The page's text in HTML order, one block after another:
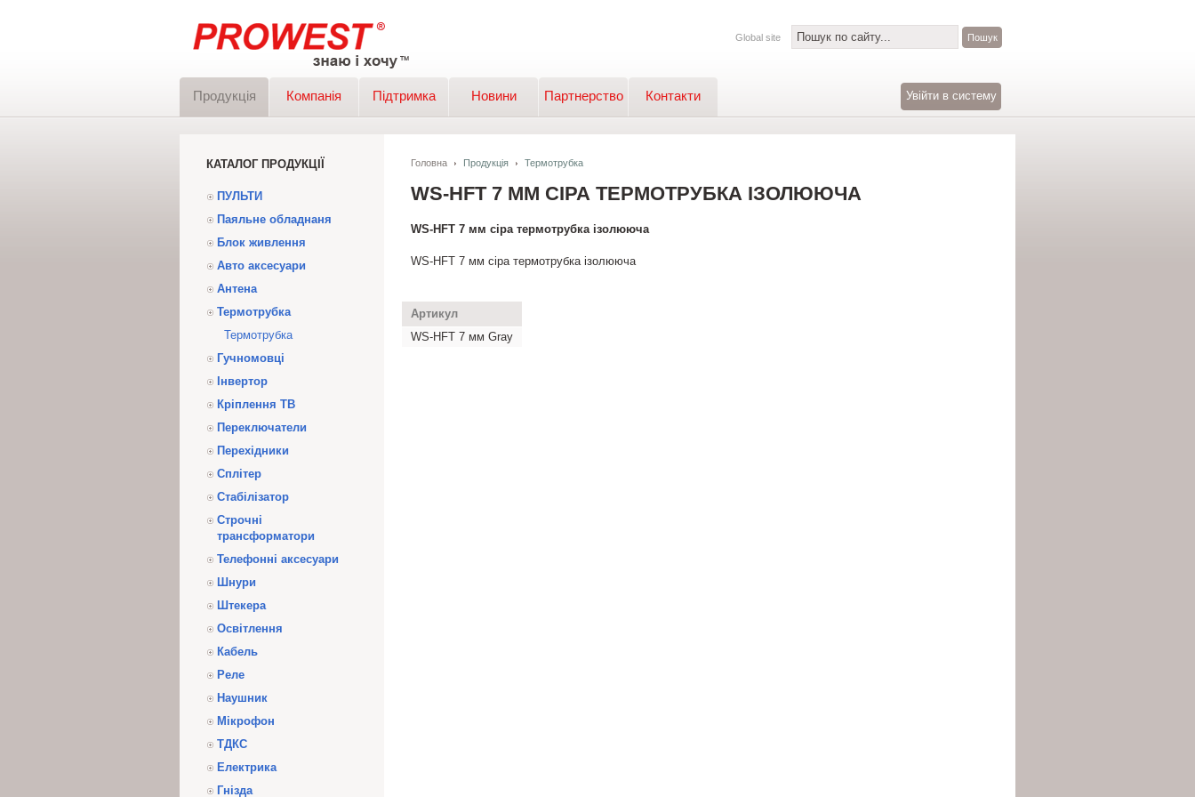
Global site
Продукція Компанія Підтримка Новини Партнерство Контакти Увійти в систему
КАТАЛОГ ПРОДУКЦІЇ
ПУЛЬТИ
Паяльне обладнаня
Блок живлення
Авто аксесуари
Антена
Термотрубка
Термотрубка
Гучномовці
Інвертор
Кріплення ТВ
Переключатели
Перехідники
Сплітер
Стабілізатор
Строчні
трансформатори
Телефонні аксесуари
Шнури
Штекера
Освітлення
Кабель
Реле
Наушник
Мікрофон
ТДКС
Електрика
Гнізда
Головна Продукція Термотрубка
WS-HFT 7 ММ СІРА ТЕРМОТРУБКА ІЗОЛЮЮЧА
WS-HFT 7 мм сіра термотрубка ізолююча
WS-HFT 7 мм сіра термотрубка ізолююча
Артикул
WS-HFT 7 мм Gray